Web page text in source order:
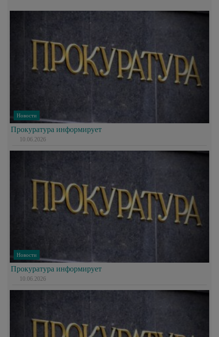
Новости
Прокуратура информирует
10.06.2026
Новости
Прокуратура информирует
10.06.2026